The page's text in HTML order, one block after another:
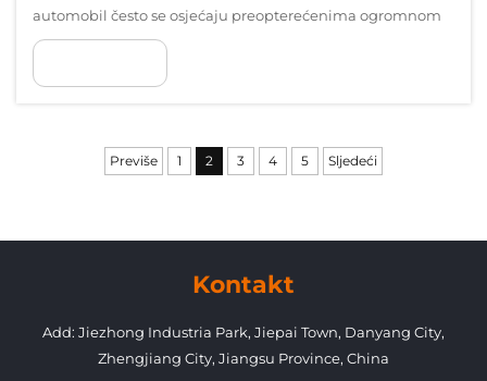
automobil često se osjećaju preopterećenima ogromnom
raznovrsnošću dodatka dostupnih na današnjem tržištu.
Previše 1 2 3 4 5 Sljedeći
Kontakt
Add: Jiezhong Industria Park, Jiepai Town, Danyang City,
Zhengjiang City, Jiangsu Province, China